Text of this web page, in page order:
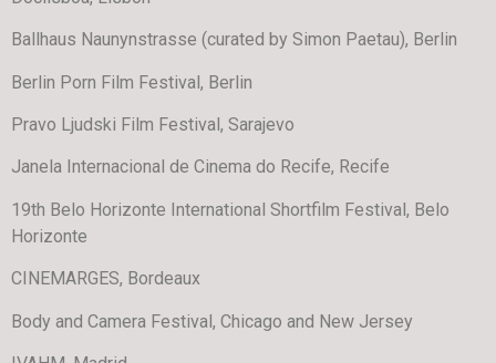
Ballhaus Naunynstrasse (curated by Simon Paetau), Berlin
Berlin Porn Film Festival, Berlin
Pravo Ljudski Film Festival, Sarajevo
Janela Internacional de Cinema do Recife, Recife
19th Belo Horizonte International Shortfilm Festival, Belo
Horizonte
CINEMARGES, Bordeaux
Body and Camera Festival, Chicago and New Jersey